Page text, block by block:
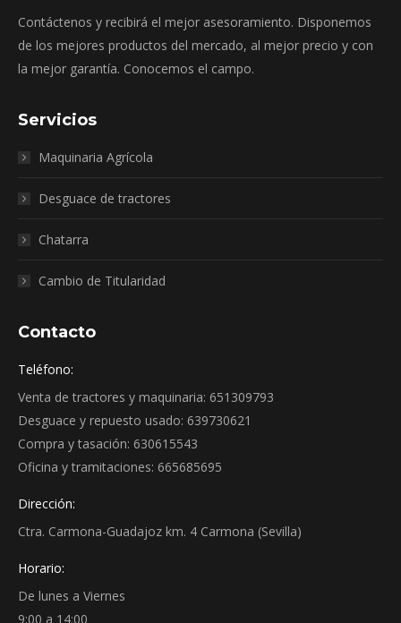
Contáctenos y recibirá el mejor asesoramiento. Disponemos
de los mejores productos del mercado, al mejor precio y con
la mejor garantía. Conocemos el campo.
Servicios
Maquinaria Agrícola
Desguace de tractores
Chatarra
Cambio de Titularidad
Contacto
Teléfono:
Venta de tractores y maquinaria: 651309793
Desguace y repuesto usado: 639730621
Compra y tasación: 630615543
Oficina y tramitaciones: 665685695
Dirección:
Ctra. Carmona-Guadajoz km. 4 Carmona (Sevilla)
Horario:
De lunes a Viernes
9:00 a 14:00